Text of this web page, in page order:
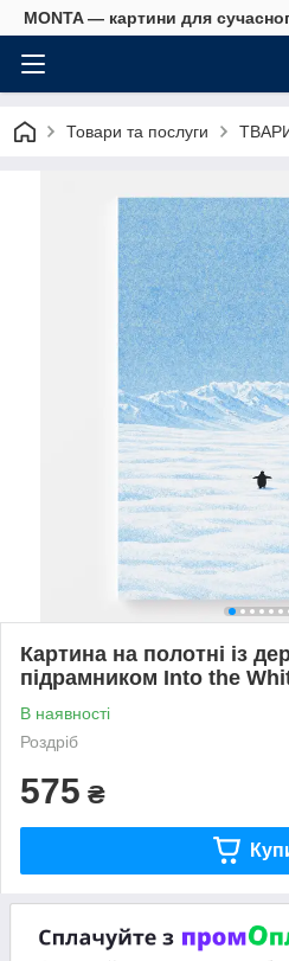
MONTA — картини для
Товари та послуги
Картина на полотні із
підрамником Into the
В наявності
Роздріб
575 ₴